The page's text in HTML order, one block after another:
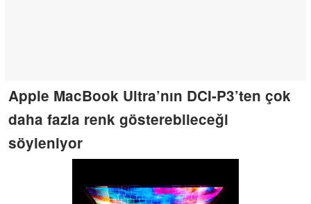
Apple MacBook Ultra’nın DCI-P3’ten çok
daha fazla renk gösterebileceği
söyleniyor